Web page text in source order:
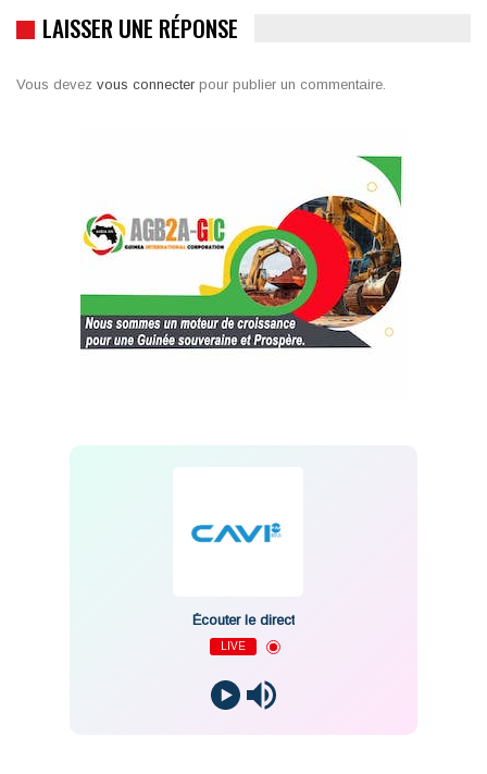
LAISSER UNE RÉPONSE
Vous devez vous connecter pour publier un commentaire.
Écouter le direct
LIVE